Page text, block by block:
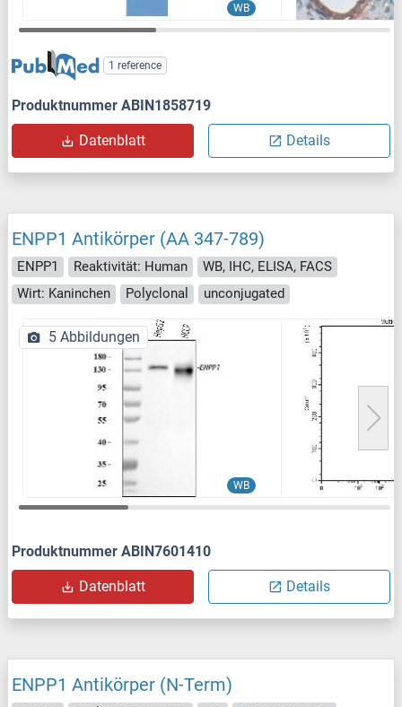
WB
1 reference
Produktnummer ABIN1858719
Datenblatt Details
ENPP1 Antikörper (AA 347-789)
ENPP1 Reaktivität: Human
WB, IHC, ELISA, FACS
Wirt: Kaninchen
Polyclonal unconjugated
WB
5 Abbildungen
Produktnummer ABIN7601410
Datenblatt Details
ENPP1 Antikörper (N-Term)